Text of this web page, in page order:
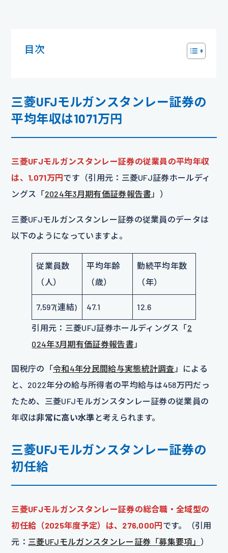
目次
三菱UFJモルガンスタンレー証券の
平均年収は1071万円
三菱UFJモルガンスタンレー証券の従業員の平均年収
は、1,071万円です（引用元：三菱UFJ証券ホールディ
ングス「2024年3月期有価証券報告書 」）
三菱UFJモルガンスタンレー証券の従業員のデータは
以下のようになっていますよ。
従業員数
（人）
平均年齢
（歳）
勤続平均年数
（年）
7,597(連結) 47.1 12.6
引用元：三菱UFJ証券ホールディングス「2
024年3月期有価証券報告書 」
国税庁の「令和4年分民間給与実態統計調査 」による
と、2022年分の給与所得者の平均給与は458万円だっ
たため、三菱UFJモルガンスタンレー証券の従業員の
年収は非常に高い水準 と考えられます。
三菱UFJモルガンスタンレー証券の
初任給
三菱UFJモルガンスタンレー証券の総合職・全域型の
初任給（2025年度予定）は、276,000円です。（引用
元： 三菱UFJモルガンスタンレー証券「募集要項」 ）